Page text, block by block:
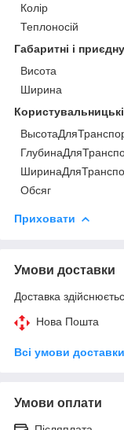
Колір
Теплоносій
Габаритні і
Висота
Ширина
Обсяг
Приховати
Умови доставки
Доставка
Нова Пошта
Всі умови доставки
Умови оплати